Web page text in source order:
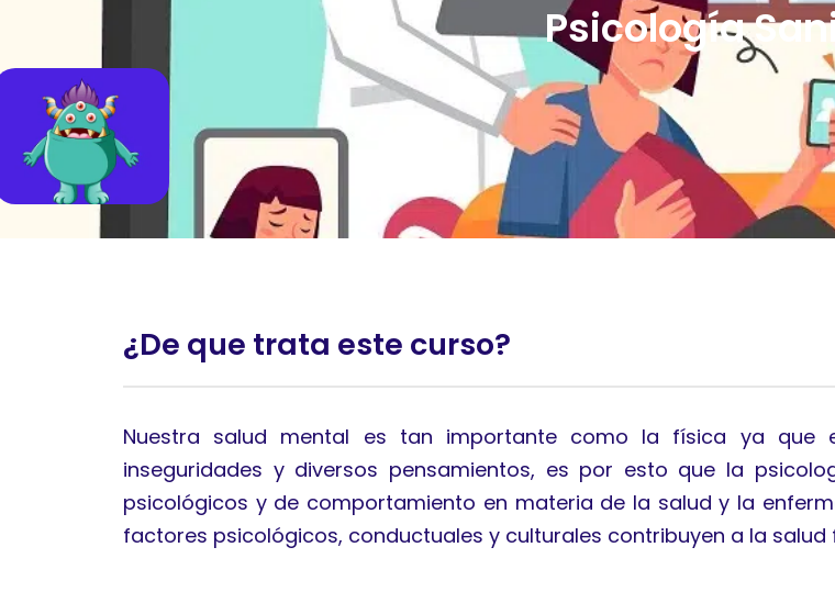
Psicología
¿De que trata este curso?
Nuestra salud mental es tan importante como la física ya que
inseguridades y diversos pensamientos, es por esto que la
psicológicos y de comportamiento en materia de la salud y la
factores psicológicos, conductuales y culturales contribuyen a la